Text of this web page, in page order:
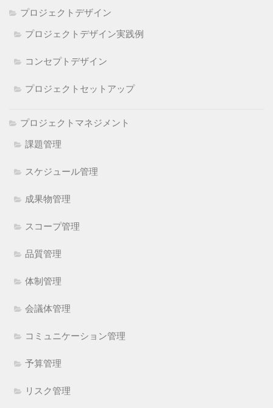
プロジェクトデザイン
プロジェクトデザイン実践例
コンセプトデザイン
プロジェクトセットアップ
プロジェクトマネジメント
課題管理
スケジュール管理
成果物管理
スコープ管理
品質管理
体制管理
会議体管理
コミュニケーション管理
予算管理
リスク管理